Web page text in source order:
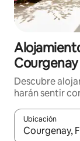
Courgenay
Descubre
harán sentir
Ubicación
Cuando los